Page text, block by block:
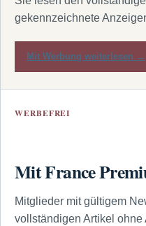
gekennzeichnete
Mit Werbung weiterlesen →
WERBEFREI
Mit France
Mitglieder mit gültigem
vollständigen Artikel ohne